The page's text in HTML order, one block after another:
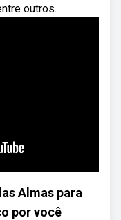
outros.
Almas para
por você